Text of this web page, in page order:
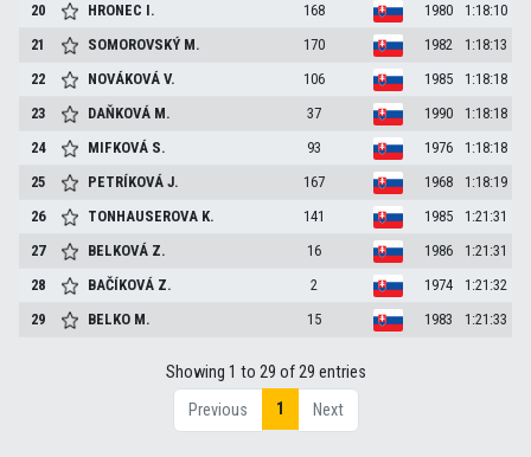
20
HRONEC I. 168 1980
1:18:10
21
SOMOROVSKÝ M. 170 1982
1:18:13
22
NOVÁKOVÁV. 106 1985
1:18:18
23
DAŇKOVÁ M. 37 1990
1:18:18
24
MIFKOVÁ S. 93 1976
1:18:18
25
PETRÍKOVÁJ. 167 1968
1:18:19
26
TONHAUSEROVA K. 141 1985
1:21:31
27
BELKOVÁ Z. 16 1986
1:21:31
28
BAČÍKOVÁ Z. 2 1974
1:21:32
29
BELKO M. 15 1983 1:21:33
Showing 1 to 29 of 29 entries
Previous
1 Next